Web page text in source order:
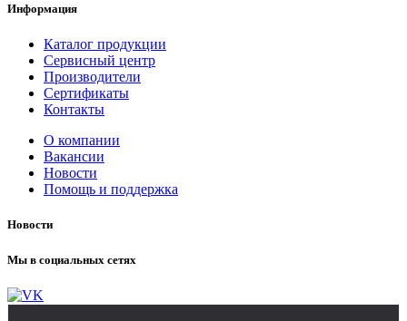
Информация
Каталог продукции
Сервисный центр
Производители
Сертификаты
Контакты
О компании
Вакансии
Новости
Помощь и поддержка
Новости
Мы в социальных сетях